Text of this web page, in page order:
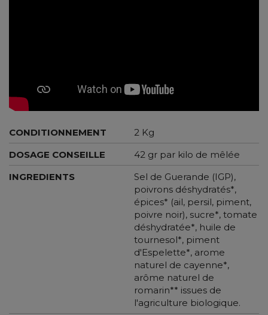
CONDITIONNEMENT
2 Kg
DOSAGE CONSEILLE
42 gr par kilo de mêlée
INGREDIENTS
Sel de Guerande (IGP),
poivrons déshydratés*,
épices* (ail, persil, piment,
poivre noir), sucre*, tomate
déshydratée*, huile de
tournesol*, piment
d'Espelette*, arome
naturel de cayenne*,
arôme naturel de
romarin** issues de
l'agriculture biologique.